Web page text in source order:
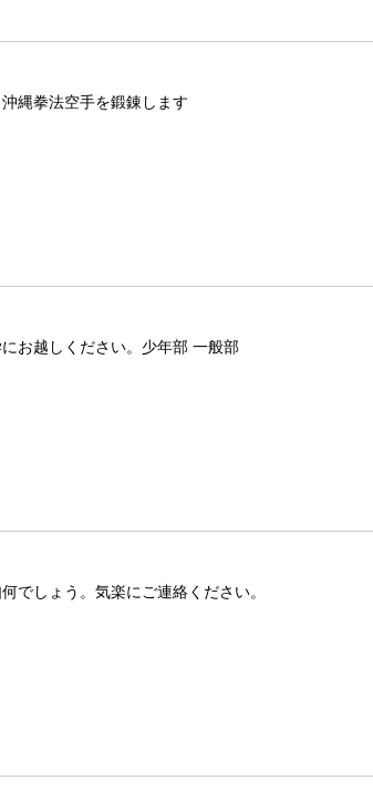
縄拳法空手を鍛錬します
お越しください。少年部 一般部
でしょう。気楽にご連絡ください。